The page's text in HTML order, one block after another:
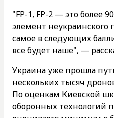
"FP-1, FP-2 — это более
элемент неукраинского
самое в следующих
все будет наше", —
Украина уже прошла
нескольких тысяч
Пооценкам Киевской
оборонных технологий